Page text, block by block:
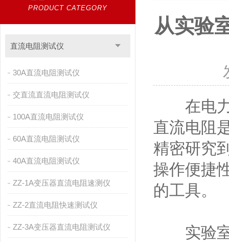
直流电机片间电阻测试仪
变压器变比组别测试仪 变压器变比测试仪 变压器变比全自
全自动变压器变比测试仪 变压器变比组别测量仪
自动变压器变
自动变比组别测试仪 自动变比测试仪
绝缘电阻测试仪 承
无纺布熔喷布静电发生器 AGV刷板刷块 故
PRODUCT CATEGORY
直流电阻测试仪
30A直流电阻测试仪
交直流直流电阻测试仪
100A直流电阻测试仪
60A直流电阻测试仪
40A直流电阻测试仪
ZZ-1A变压器直流电阻速测仪
ZZ-2直流电阻快速测试仪
ZZ-3A变压器直流电阻测试仪
从实验
在电力
直流电阻
精密研究
操作便捷
的工具。
实验室